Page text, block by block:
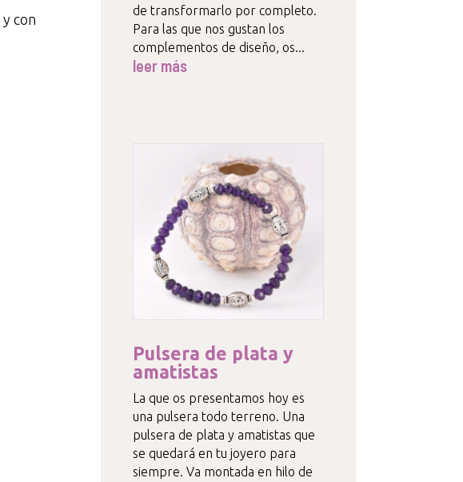
y con
de transformarlo por completo.
Para las que nos gustan los
complementos de diseño, os...
leer más
Pulsera de plata y
amatistas
La que os presentamos hoy es
una pulsera todo terreno. Una
pulsera de plata y amatistas que
se quedará en tu joyero para
siempre. Va montada en hilo de